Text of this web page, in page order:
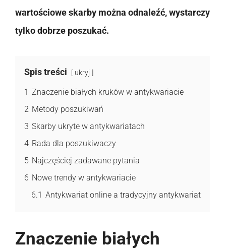
wartościowe skarby można odnaleźć, wystarczy
tylko dobrze poszukać.
Spis treści ukryj
1 Znaczenie białych kruków w antykwariacie
2 Metody poszukiwań
3 Skarby ukryte w antykwariatach
4 Rada dla poszukiwaczy
5 Najczęściej zadawane pytania
6 Nowe trendy w antykwariacie
6.1 Antykwariat online a tradycyjny antykwariat
Znaczenie białych